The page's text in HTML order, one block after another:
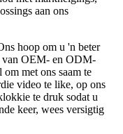
aan ons
hoop om u 'n beter
van OEM- en ODM-
met ons saam te
video te like, op ons
te druk sodat u
keer, wees versigtig